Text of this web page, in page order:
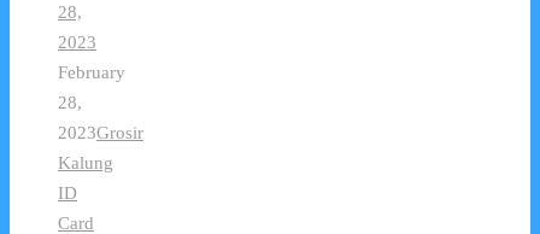
28,
2023
February
28,
2023Grosir
Kalung
ID
Card